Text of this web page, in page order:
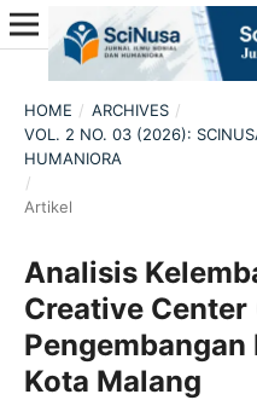
HOME / ARCHIVES /
VOL. 2 NO. 03 (2026):
HUMANIORA
/
Artikel
Analisis
Creative Center
Kota Malang